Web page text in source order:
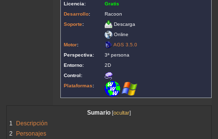
Licencia:
Gratis
Desarrollo:
Racoon
Soporte:
Descarga
Online
Motor:
AGS 3.5.0
Perspectiva:
3ª persona
Entorno:
2D
Control:
Plataformas:
Sumario
1
Descripción
2
Personajes